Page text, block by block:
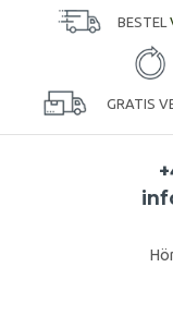
BESTEL
GRATIS